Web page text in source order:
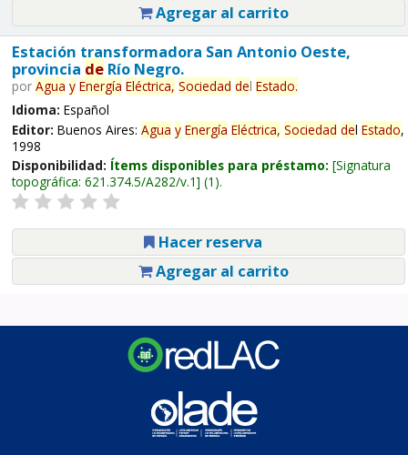
Agregar al carrito
Estación transformadora San Antonio Oeste,
provincia deRío Negro.
por Agua y Energía Eléctrica, Sociedad del Estado.
Idioma: Español
Editor: Buenos Aires: Agua y Energía Eléctrica, Sociedad del Estado,
1998
Disponibilidad: Ítems disponibles para préstamo: Signatura
topográfica: 621.374.5/A282/v.1 (1).
Hacer reserva
Agregar al carrito